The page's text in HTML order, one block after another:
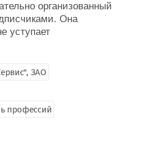
организованный
Она
уступает
ЗАО
профессий